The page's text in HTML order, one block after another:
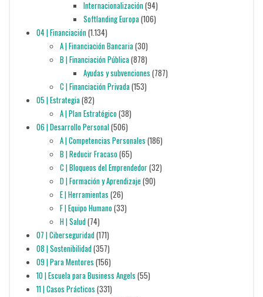
Internacionalización(94)
Softlanding Europa(106)
04 | Financiación(1.134)
A | Financiación Bancaria(30)
B | Financiación Pública(878)
Ayudas y subvenciones (787)
C | Financiación Privada(153)
05 | Estrategia(82)
A | Plan Estratégico(38)
06 | Desarrollo Personal(506)
A | Competencias Personales (186)
B | Reducir Fracaso(65)
C | Bloqueos del Emprendedor(32)
D | Formación y Aprendizaje (90)
E | Herramientas (26)
F | Equipo Humano(33)
H | Salud(74)
07 | Ciberseguridad(171)
08 | Sostenibilidad(357)
09 | Para Mentores (156)
10 | Escuela para Business Angels (55)
11 | Casos Prácticos (331)